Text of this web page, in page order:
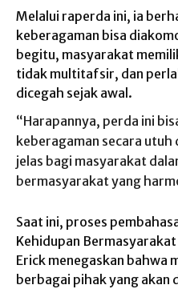
Melalui raperda ini, ia
keberagaman bisa
begitu, masyarakat
tidak multitafsir, dan
dicegah sejak awal.
“Harapannya, perda ini
keberagaman secara utuh
jelas bagi masyarakat
bermasyarakat yang
Saat ini, proses
Kehidupan
Erick menegaskan bahwa
berbagai pihak yang akan